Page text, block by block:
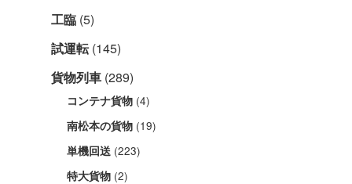
工臨 (5)
試運転(145)
貨物列車 (289)
コンテナ貨物 (4)
南松本の貨物 (19)
単機回送 (223)
特大貨物 (2)